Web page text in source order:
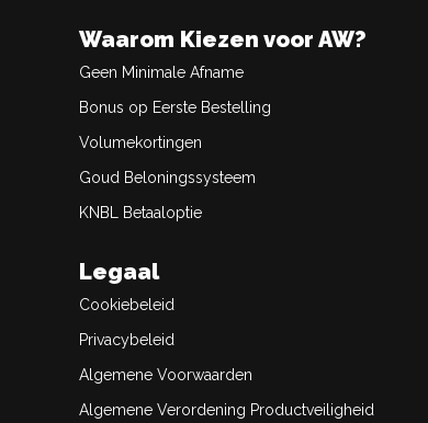
Waarom Kiezen voor AW?
Geen Minimale Afname
Bonus op Eerste Bestelling
Volumekortingen
Goud Beloningssysteem
KNBL Betaaloptie
Legaal
Cookiebeleid
Privacybeleid
Algemene Voorwaarden
Algemene Verordening Productveiligheid